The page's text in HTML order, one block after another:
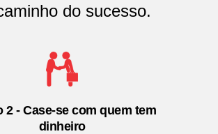
do sucesso.
2 - Case-se com quem tem
dinheiro